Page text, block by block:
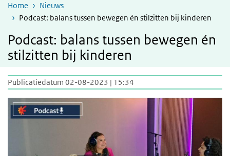
Home
Nieuws
Podcast: balans tussen bewegen én stilzitten bij kinderen
Podcast: balans tussen bewegen én
stilzitten bij kinderen
Publicatiedatum 02-08-2023 | 15:34